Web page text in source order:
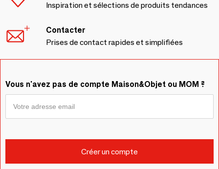
Inspiration et sélections de produits tendances
Contacter
Prises de contact rapides et simplifiées
Vous n'avez pas de compte Maison&Objet ou MOM ?